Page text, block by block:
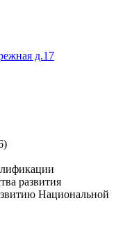
д.17
развития
Национальной